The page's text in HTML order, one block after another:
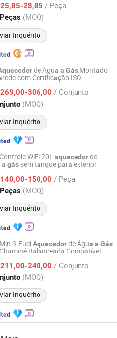
28,85 / Peça
(MOQ)
Inquérito
Desde 2020
de Água a Gás Montado
rede com Certificação ISO
269,00-306,00 / Conjunto
(MOQ)
Inquérito
Co., Ltd
Desde 2025
WiFi 20L aquecedorde
a gássem tanque para exterior
140,00-150,00 / Peça
(MOQ)
Inquérito
Appliances Co., Ltd.
Desde 2021
3-FuelAquecedorde Água a Gás
aminé Balanceada Compatível
Interno
211,00-240,00 / Conjunto
(MOQ)
Inquérito
Co., Ltd
Desde 2025